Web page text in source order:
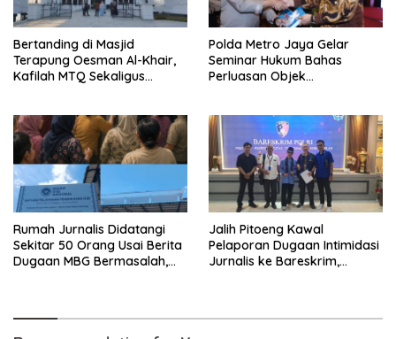
Bertanding di Masjid
Terapung Oesman Al-Khair,
Kafilah MTQ Sekaligus
Polda Metro Jaya Gelar
Seminar Hukum Bahas
Perluasan Objek
Rumah Jurnalis Didatangi
Sekitar 50 Orang Usai Berita
Dugaan MBG Bermasalah,
Jalih Pitoeng Kawal
Pelaporan Dugaan Intimidasi
Jurnalis ke Bareskrim,